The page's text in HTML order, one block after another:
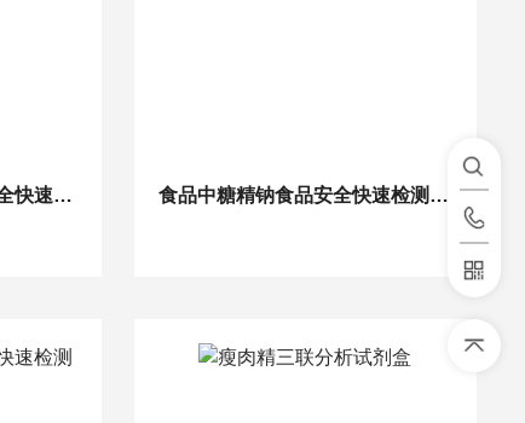
食品中脱氢乙酸钠食品安全快速检测试剂卡 食品中糖精钠食品安全快速检测试剂卡